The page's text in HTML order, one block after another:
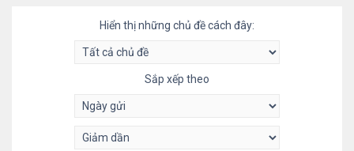
Hiển thị những chủ đề cách đây:
Sắp xếp theo